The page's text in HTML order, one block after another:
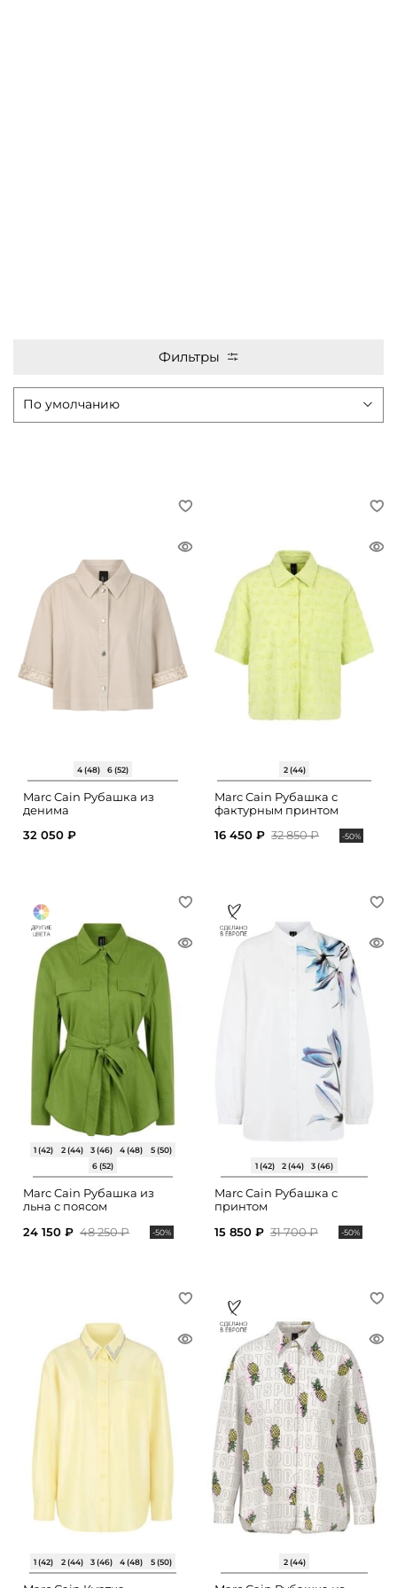
Фильтры
4 (48) 6 (52)
Marc Cain Рубашка из
денима
32 050 ₽
2 (44)
Marc Cain Рубашка с
фактурным принтом
16 450 ₽ 32 850 ₽ -50%
1 (42) 2 (44) 3 (46) 4 (48)
5 (50)
6 (52)
Marc Cain Рубашка из
льна с поясом
24 150 ₽ 48 250 ₽ -50%
1 (42) 2 (44) 3 (46)
Marc Cain Рубашка с
принтом
15 850 ₽ 31 700 ₽ -50%
1 (42) 2 (44) 3 (46) 4 (48) 5 (50) 2 (44)